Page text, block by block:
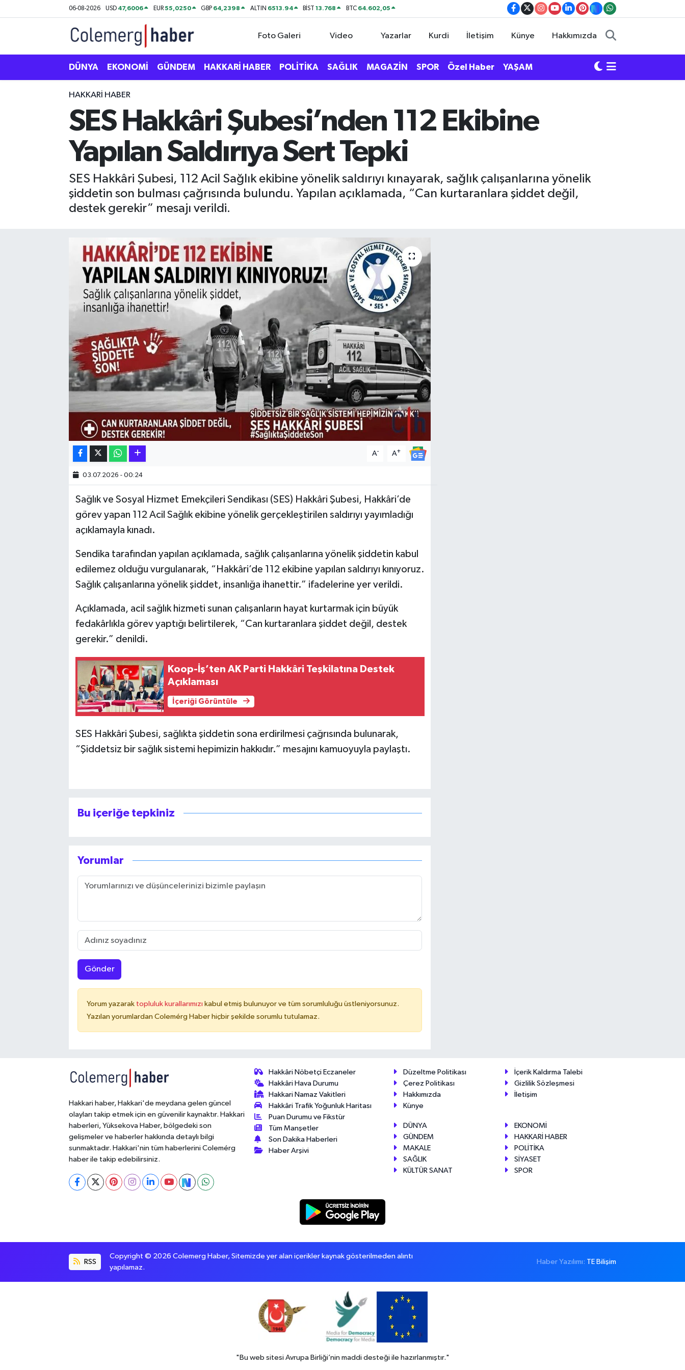
06-08-2026 USD 47,6006 EUR55,0250 GBP 64,2398 ALTIN 6513.94 BİST13.768 BTC 64.602,05
Foto Galeri Video Yazarlar Kurdi İletişim Künye Hakkımızda
DÜNYA EKONOMİ GÜNDEM HAKKARİ HABER POLİTİKA SAĞLIK MAGAZİN SPOR Özel Haber YAŞAM
HAKKARI HABER
SES Hakkâri Şubesi’nden 112 Ekibine
Yapılan Saldırıya Sert Tepki
SES Hakkâri Şubesi, 112 Acil Sağlık ekibine yönelik saldırıyı kınayarak, sağlık çalışanlarına yönelik
şiddetin son bulması çağrısında bulundu. Yapılan açıklamada, “Can kurtaranlara şiddet değil,
destek gerekir” mesajı verildi.
A- A+
03.07.2026 - 00:24
Sağlık ve Sosyal Hizmet Emekçileri Sendikası (SES) Hakkâri Şubesi, Hakkâri’de
görev yapan 112 Acil Sağlık ekibine yönelik gerçekleştirilen saldırıyı yayımladığı
açıklamayla kınadı.
Sendika tarafından yapılan açıklamada, sağlık çalışanlarına yönelik şiddetin kabul
edilemez olduğu vurgulanarak, “Hakkâri’de 112 ekibine yapılan saldırıyı kınıyoruz.
Sağlık çalışanlarına yönelik şiddet, insanlığa ihanettir.” ifadelerine yer verildi.
Açıklamada, acil sağlık hizmeti sunan çalışanların hayat kurtarmak için büyük
fedakârlıkla görev yaptığı belirtilerek, “Can kurtaranlara şiddet değil, destek
gerekir.” denildi.
Koop-İş’ten AK Parti Hakkâri Teşkilatına Destek
Açıklaması
İçeriği Görüntüle
SES Hakkâri Şubesi, sağlıkta şiddetin sona erdirilmesi çağrısında bulunarak,
“Şiddetsiz bir sağlık sistemi hepimizin hakkıdır.” mesajını kamuoyuyla paylaştı.
Bu içeriğe tepkiniz
Yorumlar
Gönder
Yorum yazarak topluluk kurallarımızı kabul etmiş bulunuyor ve tüm sorumluluğu üstleniyorsunuz.
Yazılan yorumlardan Colemérg Haber hiçbir şekilde sorumlu tutulamaz.
Hakkari haber, Hakkari'de meydana gelen güncel
olayları takip etmek için en güvenilir kaynaktır. Hakkari
haberleri, Yüksekova Haber, bölgedeki son
gelişmeler ve haberler hakkında detaylı bilgi
sunmaktadır. Hakkari'nin tüm haberlerini Colemérg
haber ile takip edebilirsiniz.
Hakkâri Nöbetçi Eczaneler
Hakkâri Hava Durumu
Hakkari Namaz Vakitleri
Hakkâri Trafik Yoğunluk Haritası
Puan Durumu ve Fikstür
Tüm Manşetler
Son Dakika Haberleri
Haber Arşivi
Düzeltme Politikası
İçerik Kaldırma Talebi
Çerez Politikası
Gizlilik Sözleşmesi
Hakkımızda
İletişim
Künye
DÜNYA
EKONOMİ
GÜNDEM
HAKKARİ HABER
MAKALE
POLİTİKA
SAĞLIK
SİYASET
KÜLTÜR SANAT
SPOR
RSS
Copyright © 2026 Colemerg Haber, Sitemizde yer alan içerikler kaynak gösterilmeden alıntı
yapılamaz.
Haber Yazılımı: TE Bilişim
"Bu web sitesi Avrupa Birliği’nin maddi desteği ile hazırlanmıştır."
EKONOMİ
Hakkari Haber
İLGİNÇ HABERLER
MAGAZİN
Hakkâri Nöbetçi Eczaneler
Hakkâri Hava Durumu
Hakkari Namaz Vakitleri
Hakkâri Trafik Yoğunluk Haritası
Süper Lig Puan Durumu ve Fikstür
Son Dakika Haberleri